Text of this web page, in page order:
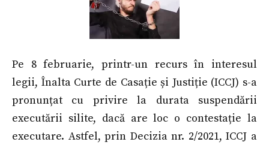
Pe 8 februarie, printr-un recurs în interesul
legii, Înalta Curte de Casație și Justiție (ICCJ) s-a
pronunțat cu privire la durata suspendării
executării silite, dacă are loc o contestație la
executare. Astfel, prin Decizia nr. 2/2021, ICCJ a